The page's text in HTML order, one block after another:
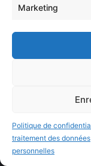
Marketing
Politique de
traitement des données
personnelles
Agenda Moselle Est
Luxembourg &